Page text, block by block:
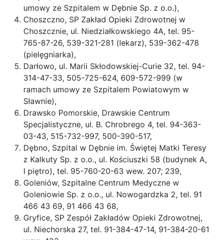
umowy ze Szpitalem w Dębnie Sp. z o.o.),
Choszczno, SP Zakład Opieki Zdrowotnej w
Choszcznie, ul. Niedziałkowskiego 4A, tel. 95-
765-87-26, 539-321-281 (lekarz), 539-362-478
(pielęgniarka),
Darłowo, ul. Marii Skłodowskiej-Curie 32, tel. 94-
314-47-33, 505-725-624, 609-572-999 (w
ramach umowy ze Szpitalem Powiatowym w
Sławnie),
Drawsko Pomorskie, Drawskie Centrum
Specjalistyczne, ul. B. Chrobrego 4, tel. 94-363-
03-43, 515-732-997, 500-390-517,
Dębno, Szpital w Dębnie im. Świętej Matki Teresy
z Kalkuty Sp. z o.o., ul. Kościuszki 58 (budynek A,
I piętro), tel. 95-760-20-63 wew. 207; 239,
Goleniów, Szpitalne Centrum Medyczne w
Goleniowie Sp. z o.o., ul. Nowogardzka 2, tel. 91
466 43 69, 91 466 43 68,
Gryfice, SP Zespół Zakładów Opieki Zdrowotnej,
ul. Niechorska 27, tel. 91-384-47-14, 91-384-20-61